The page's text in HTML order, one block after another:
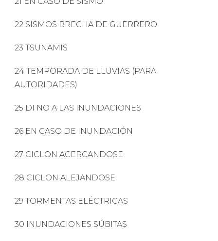
22 SISMOS BRECHA DE GUERRERO
23 TSUNAMIS
24 TEMPORADA DE LLUVIAS (PARA
AUTORIDADES)
25 DI NO A LAS INUNDACIONES
26 EN CASO DE INUNDACIÓN
27 CICLON ACERCANDOSE
28 CICLON ALEJANDOSE
29 TORMENTAS ELÉCTRICAS
30 INUNDACIONES SÚBITAS